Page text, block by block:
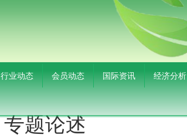
行业动态 会员动态 国际资讯 经济分析
专题论述